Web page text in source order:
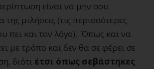
είναι να μην σου
της μιλήσεις (τις περισσότερες
πει και τον λόγο). Όπως και να
με τρόπο και δεν θα σε φέρει σε
διότι έτσι όπως σεβάστηκες